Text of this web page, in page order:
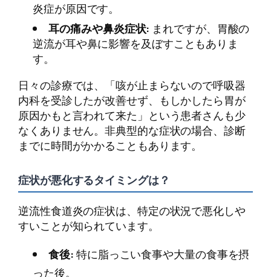
炎症が原因です。
耳の痛みや鼻炎症状: まれですが、胃酸の
逆流が耳や鼻に影響を及ぼすこともありま
す。
日々の診療では、「咳が止まらないので呼吸器
内科を受診したが改善せず、もしかしたら胃が
原因かもと言われて来た」という患者さんも少
なくありません。非典型的な症状の場合、診断
までに時間がかかることもあります。
症状が悪化するタイミングは？
逆流性食道炎の症状は、特定の状況で悪化しや
すいことが知られています。
食後:特に脂っこい食事や大量の食事を摂
った後。